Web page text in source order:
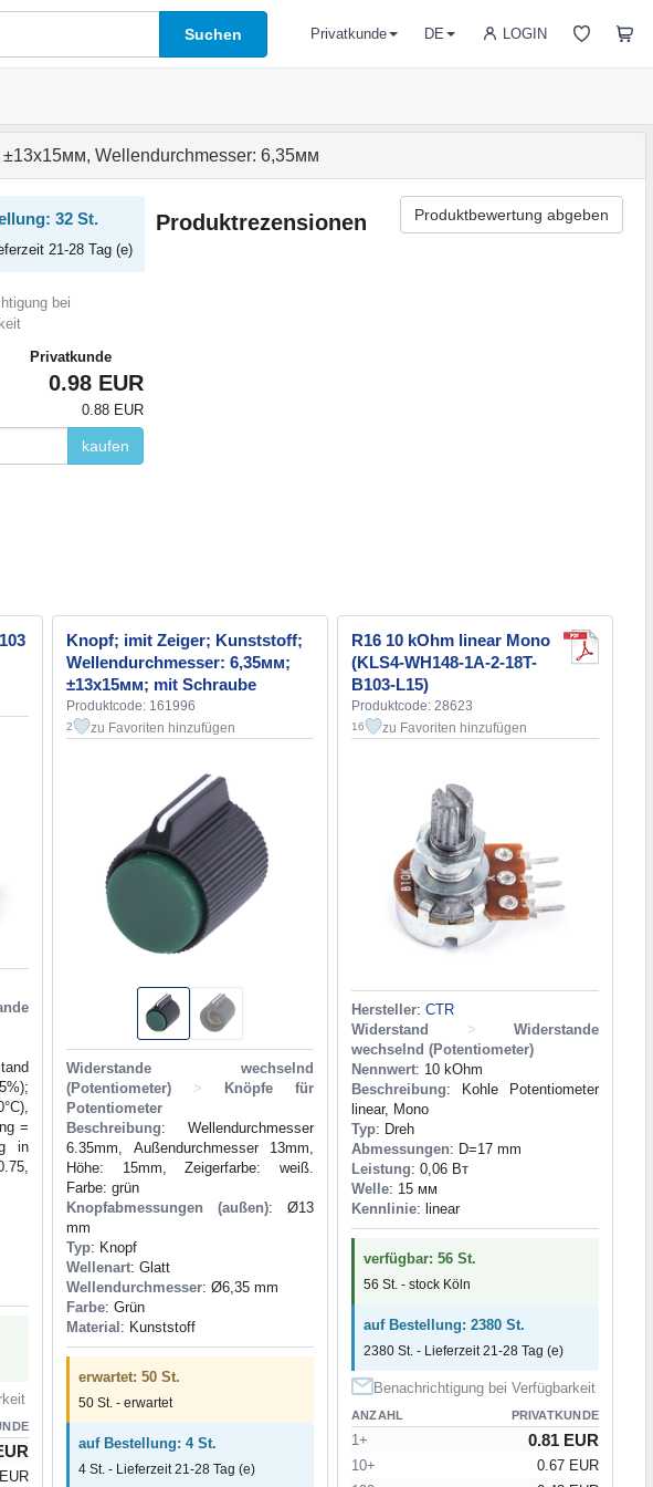
Suchen LOGIN
Privatkunde DE
±13х15мм, Wellendurchmesser: 6,35мм
32 St.
21-28 Tag (e)
bei
Privatkunde
0.98 EUR
0.88 EUR
kaufen
Produktrezensionen Produktbewertung abgeben
=
in
Knopf; іmit Zeiger; Kunststoff;
Wellendurchmesser: 6,35мм;
±13х15мм; mit Schraube
Produktcode: 161996
2 zu Favoriten hinzufügen
Widerstande wechselnd
(Potentiometer)
>
Knöpfe für
Potentiometer
Beschreibung: Wellendurchmesser
6.35mm, Außendurchmesser 13mm,
Höhe: 15mm, Zeigerfarbe: weiß.
Farbe: grün
Knopfabmessungen (außen): Ø13
mm
Typ: Knopf
Wellenart: Glatt
Wellendurchmesser: Ø6,35 mm
Farbe: Grün
Material : Kunststoff
erwartet: 50 St.
50 St. - erwartet
auf Bestellung: 4 St.
4 St. - Lieferzeit 21-28 Tag (e)
R16 10 kOhm linear Mono
(KLS4-WH148-1A-2-18T-
B103-L15)
Produktcode: 28623
16 zu Favoriten hinzufügen
Hersteller: CTR
Widerstand
>
Widerstande
wechselnd (Potentiometer)
Nennwert: 10 kOhm
Beschreibung: Kohle Potentiometer
linear, Mono
Typ: Dreh
Abmessungen: D=17 mm
Leistung: 0,06 Вт
Welle: 15 мм
Kennlinie: linear
verfügbar: 56 St.
56 St. - stock Köln
auf Bestellung: 2380 St.
2380 St. - Lieferzeit 21-28 Tag (e)
Benachrichtigung bei Verfügbarkeit
ANZAHL PRIVATKUNDE
1+ 0.81 EUR
10+
0.67 EUR